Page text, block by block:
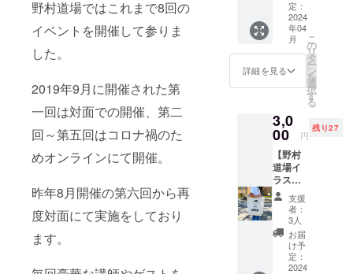
野村道場ではこれまで8回の
イベントを開催して参りま
した。
2019年9月に開催された第
一回は対面での開催、第二
回～第五回はコロナ禍のた
めオンラインにて開催。
昨年8月開催の第六回から再
度対面にて実施をしており
ます。
ゲット
してく
ださ
い！ ※
発送は3
月下旬
おりま
す。 ※
サイン
の宛名
の有無
もご指
定可能
です。
指定の
宛名が
ある場
合は備
考欄に
スポー
ツタオ
ルにな
りま
す。
コット
ン100%
なので
も柔ら
かくお
ススメ
です！
サイ
ズ：
34cm×
84cm
素材：
コット
ン100%
※発送は
3月下旬
定：
2024
年04
月
詳細を見る
こ
の
リ
タ
ー
ン
を
選
択
す
る
3,0
00 円
残り27
【野村
道場イ
ラスト
トート
バッグ
(A or
B)】 新
登場！
野村道
場オリ
支援
者：
3人
お届
け予
定：
2024